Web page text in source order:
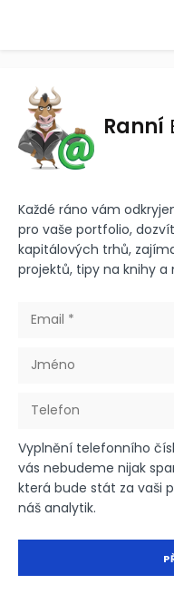
Ranní
Každé ráno vám
pro vaše portfolio,
kapitálových trhů,
projektů, tipy na knihy a
Vyplnění telefonního
vás nebudeme nijak
která bude stát za vaši
náš analytik.